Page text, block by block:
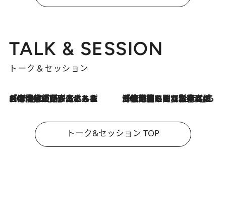
TALK & SESSION
トーク＆セッション
2026.8.3
「今後値上げがあるとすれば…」「リスクがあるのは今年の冬」エネルギー専門家が語る、ホルムズ海峡封鎖が家庭にもたらす“ある心配” 2026.8.3
「住宅建てられない…」「サーチャージ料の高値が続いている」ホルムズ海峡封鎖による影響はいつまで続く？《エネルギー専門家に聞く“どうなる日本の暮らし”》
トーク&セッション TOP